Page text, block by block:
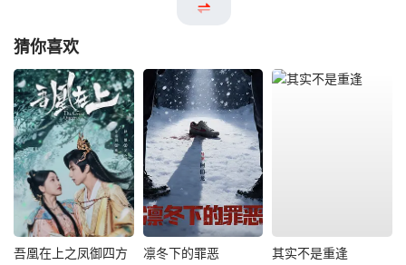
猜你喜欢
吾凰在上之凤御四方 凛冬下的罪恶 其实不是重逢